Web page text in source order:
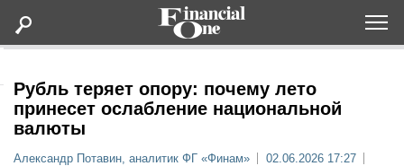
Статьи
Рубль теряет опору: почему лето
принесет ослабление национальной
валюты
Александр Потавин, аналитик ФГ «Финам»
02.06.2026 17:27